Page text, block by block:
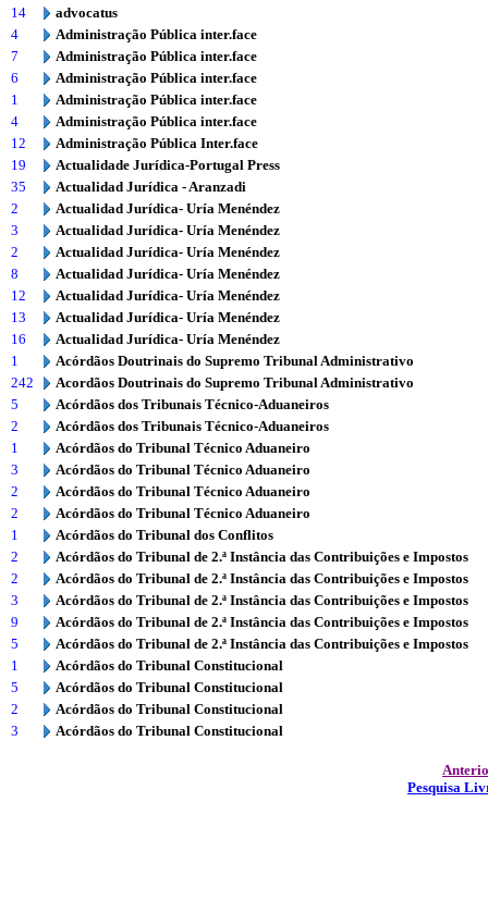
14
advocatus
4
Administração Pública inter.face
7
Administração Pública inter.face
6
Administração Pública inter.face
1
Administração Pública inter.face
4
Administração Pública inter.face
12
Administração Pública Inter.face
19
Actualidade Jurídica-Portugal Press
35
Actualidad Jurídica - Aranzadi
2
Actualidad Jurídica- Uría Menéndez
3
Actualidad Jurídica- Uría Menéndez
2
Actualidad Jurídica- Uría Menéndez
8
Actualidad Jurídica- Uría Menéndez
12
Actualidad Jurídica- Uría Menéndez
13
Actualidad Jurídica- Uría Menéndez
16
Actualidad Jurídica- Uría Menéndez
1
Acórdãos Doutrinais do Supremo Tribunal Administrativo
242
Acordãos Doutrinais do Supremo Tribunal Administrativo
5
Acórdãos dos Tribunais Técnico-Aduaneiros
2
Acórdãos dos Tribunais Técnico-Aduaneiros
1
Acórdãos do Tribunal Técnico Aduaneiro
3
Acórdãos do Tribunal Técnico Aduaneiro
2
Acórdãos do Tribunal Técnico Aduaneiro
2
Acórdãos do Tribunal Técnico Aduaneiro
1
Acórdãos do Tribunal dos Conflitos
2
Acórdãos do Tribunal de 2.ª Instância das Contribuições e Impostos
2
Acórdãos do Tribunal de 2.ª Instância das Contribuições e Impostos
3
Acórdãos do Tribunal de 2.ª Instância das Contribuições e Impostos
9
Acórdãos do Tribunal de 2.ª Instância das Contribuições e Impostos
5
Acórdãos do Tribunal de 2.ª Instância das Contribuições e Impostos
1
Acórdãos do Tribunal Constitucional
5
Acórdãos do Tribunal Constitucional
2
Acórdãos do Tribunal Constitucional
3
Acórdãos do Tribunal Constitucional
Pesquisa